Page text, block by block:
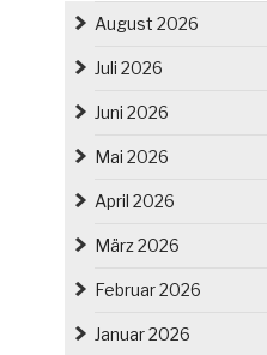
August 2026
Juli 2026
Juni 2026
Mai 2026
April 2026
März 2026
Februar 2026
Januar 2026